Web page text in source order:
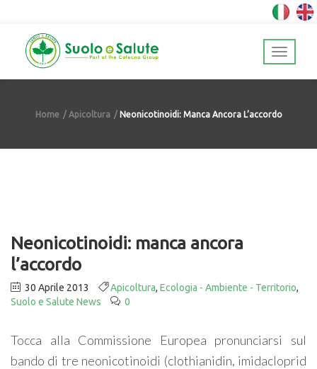
Home Apicoltura Neonicotinoidi: Manca Ancora L’accordo
Neonicotinoidi: manca ancora
l’accordo
30 Aprile 2013 Apicoltura, Ecologia - Ambiente - Territorio,
Suolo e Salute News
0
Tocca alla Commissione Europea pronunciarsi sul
bando di tre neonicotinoidi (clothianidin, imidacloprid